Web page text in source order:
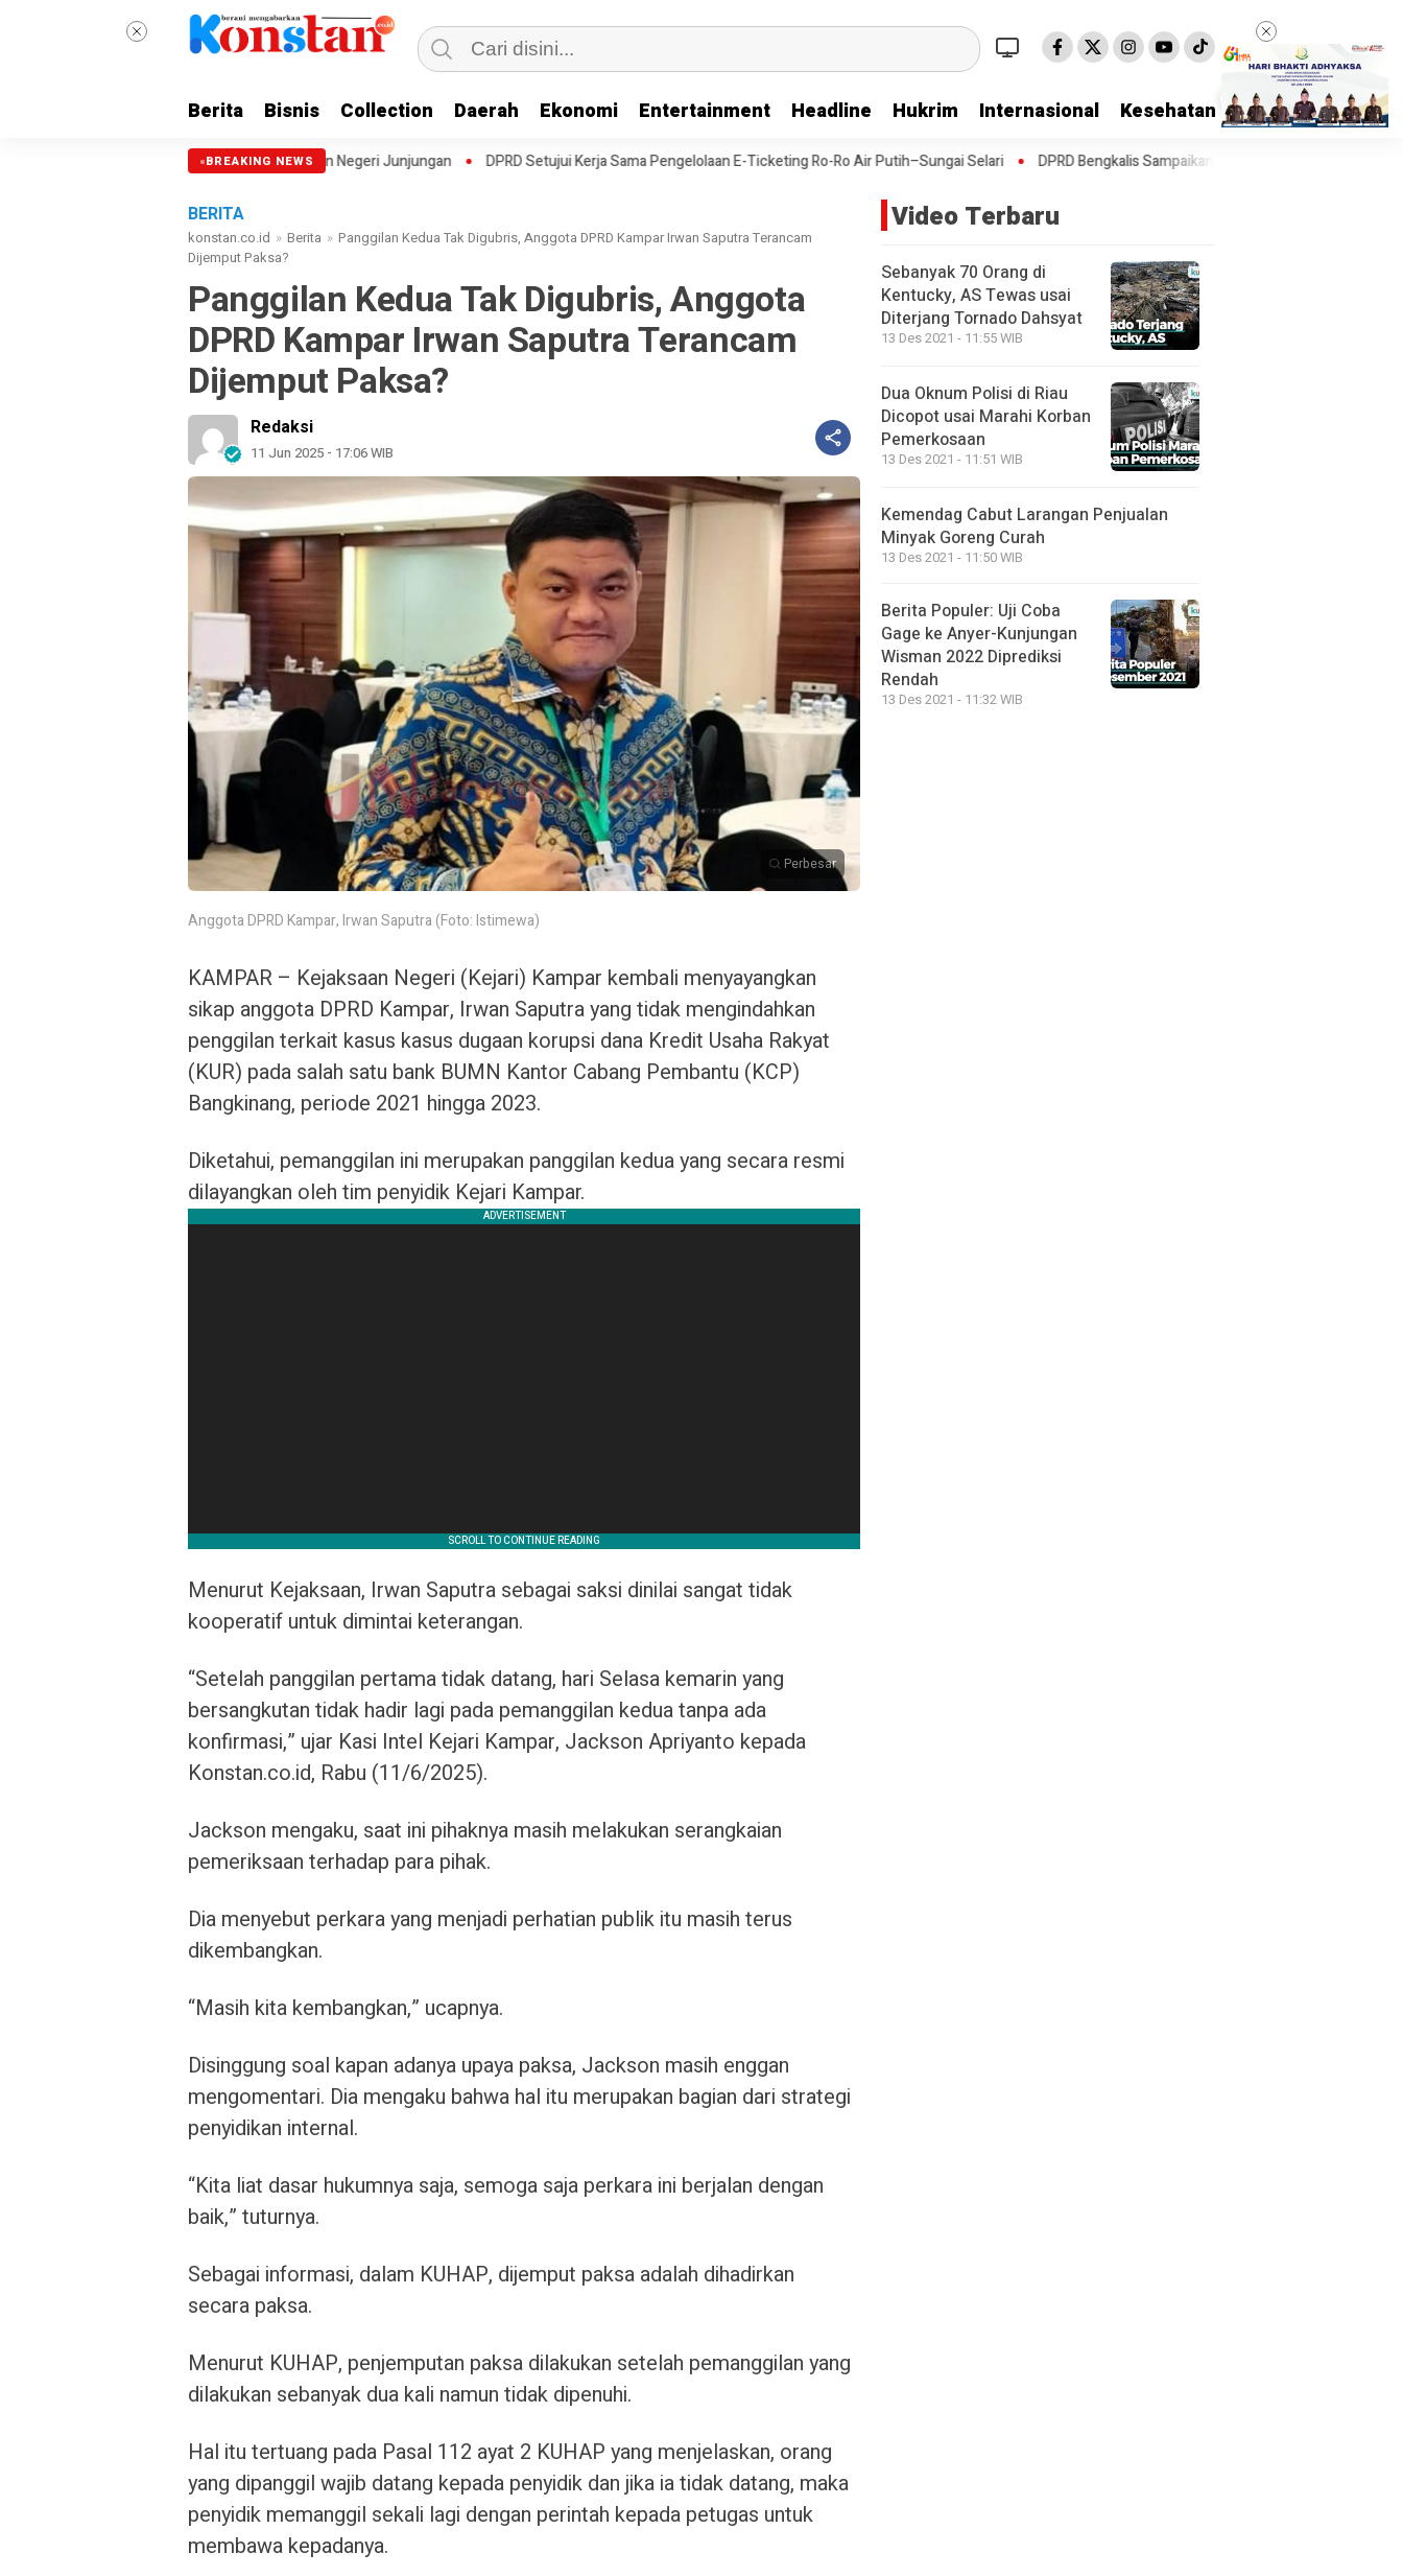
Berita Bisnis Collection Daerah Ekonomi Entertainment Headline Hukrim Internasional Kesehatan Kriminal
BREAKING NEWS
Semangat Membangun Negeri Junjungan DPRD Setujui Kerja Sama Pengelolaan E-Ticketing Ro-Ro Air Putih–Sungai Selari DPRD Bengkalis Sampaikan Laporan Banggar terhadap Ranperda
BERITA
konstan.co.id » Berita » Panggilan Kedua Tak Digubris, Anggota DPRD Kampar Irwan Saputra Terancam
Dijemput Paksa?
Panggilan Kedua Tak Digubris, Anggota
DPRD Kampar Irwan Saputra Terancam
Dijemput Paksa?
Redaksi
11 Jun 2025 - 17:06 WIB
Perbesar
Anggota DPRD Kampar, Irwan Saputra (Foto: Istimewa)
KAMPAR – Kejaksaan Negeri (Kejari) Kampar kembali menyayangkan
sikap anggota DPRD Kampar, Irwan Saputra yang tidak mengindahkan
penggilan terkait kasus kasus dugaan korupsi dana Kredit Usaha Rakyat
(KUR) pada salah satu bank BUMN Kantor Cabang Pembantu (KCP)
Bangkinang, periode 2021 hingga 2023.
Diketahui, pemanggilan ini merupakan panggilan kedua yang secara resmi
dilayangkan oleh tim penyidik Kejari Kampar.
Menurut Kejaksaan, Irwan Saputra sebagai saksi dinilai sangat tidak
kooperatif untuk dimintai keterangan.
“Setelah panggilan pertama tidak datang, hari Selasa kemarin yang
bersangkutan tidak hadir lagi pada pemanggilan kedua tanpa ada
konfirmasi,” ujar Kasi Intel Kejari Kampar, Jackson Apriyanto kepada
Konstan.co.id, Rabu (11/6/2025).
Jackson mengaku, saat ini pihaknya masih melakukan serangkaian
pemeriksaan terhadap para pihak.
Dia menyebut perkara yang menjadi perhatian publik itu masih terus
dikembangkan.
“Masih kita kembangkan,” ucapnya.
Disinggung soal kapan adanya upaya paksa, Jackson masih enggan
mengomentari. Dia mengaku bahwa hal itu merupakan bagian dari strategi
penyidikan internal.
“Kita liat dasar hukumnya saja, semoga saja perkara ini berjalan dengan
baik,” tuturnya.
Sebagai informasi, dalam KUHAP, dijemput paksa adalah dihadirkan
secara paksa.
Menurut KUHAP, penjemputan paksa dilakukan setelah pemanggilan yang
dilakukan sebanyak dua kali namun tidak dipenuhi.
Hal itu tertuang pada Pasal 112 ayat 2 KUHAP yang menjelaskan, orang
yang dipanggil wajib datang kepada penyidik dan jika ia tidak datang, maka
penyidik memanggil sekali lagi dengan perintah kepada petugas untuk
membawa kepadanya.
Video Terbaru
Sebanyak 70 Orang di
Kentucky, AS Tewas usai
Diterjang Tornado Dahsyat
13 Des 2021 - 11:55 WIB
Dua Oknum Polisi di Riau
Dicopot usai Marahi Korban
Pemerkosaan
13 Des 2021 - 11:51 WIB
Kemendag Cabut Larangan Penjualan
Minyak Goreng Curah
13 Des 2021 - 11:50 WIB
Berita Populer: Uji Coba
Gage ke Anyer-Kunjungan
Wisman 2022 Diprediksi
Rendah
13 Des 2021 - 11:32 WIB